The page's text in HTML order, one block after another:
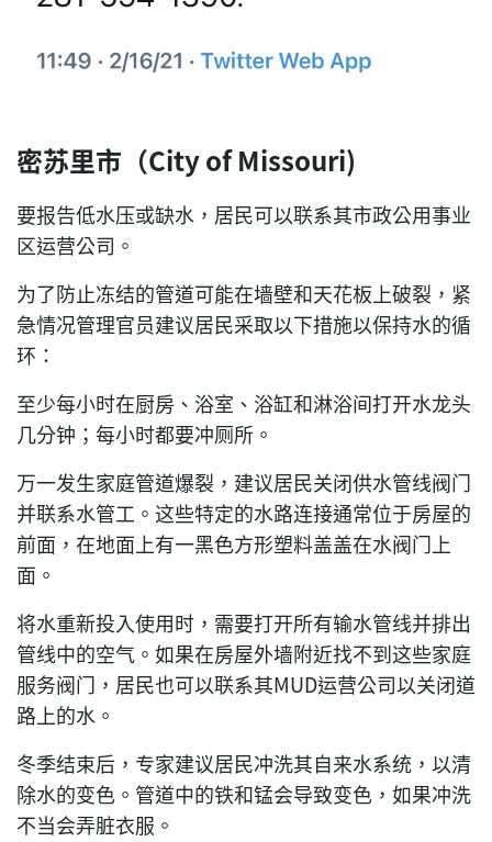
密苏里市（City of Missouri)
要报告低水压或缺水，居民可以联系其市政公用事业
区运营公司。
为了防止冻结的管道可能在墙壁和天花板上破裂，紧
急情况管理官员建议居民采取以下措施以保持水的循
环：
至少每小时在厨房、浴室、浴缸和淋浴间打开水龙头
几分钟；每小时都要冲厕所。
万一发生家庭管道爆裂，建议居民关闭供水管线阀门
并联系水管工。这些特定的水路连接通常位于房屋的
前面，在地面上有一黑色方形塑料盖盖在水阀门上
面。
将水重新投入使用时，需要打开所有输水管线并排出
管线中的空气。如果在房屋外墙附近找不到这些家庭
服务阀门，居民也可以联系其MUD运营公司以关闭道
路上的水。
冬季结束后，专家建议居民冲洗其自来水系统，以清
除水的变色。管道中的铁和锰会导致变色，如果冲洗
不当会弄脏衣服。